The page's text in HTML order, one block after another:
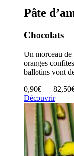
Pâte
Chocolats
Un morceau de
oranges
ballotins vont
0,90€ – 82,50
Découvrir